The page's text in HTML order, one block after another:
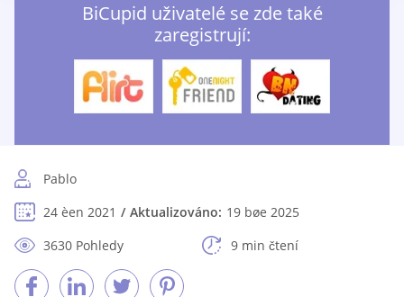
BiCupid uživatelé se zde také
zaregistrují:
Pablo
24 èen 2021
Aktualizováno: 19 bøe 2025
3630 Pohledy
9 min čtení